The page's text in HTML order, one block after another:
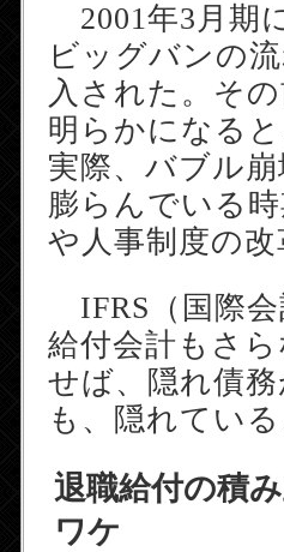
2001年3月期
ビッグバンの
入された。そ
明らかになる
実際、バブル
膨らんでいる
や人事制度の
IFRS（国際
給付会計もさ
せば、隠れ債
も、隠れてい
退職給付の積
ワケ